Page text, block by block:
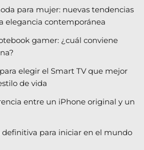
para mujer: nuevas tendencias
elegancia contemporánea
gamer: ¿cuál conviene
elegir el Smart TV que mejor
de vida
entre un iPhone original y un
definitiva para iniciar en el mundo